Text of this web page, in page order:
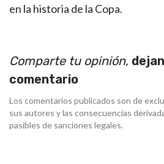
en la historia de la Copa.
Comparte tu opinión,
comentario
Los comentarios publicados son de
sus autores y las consecuencias
pasibles de sanciones legales.